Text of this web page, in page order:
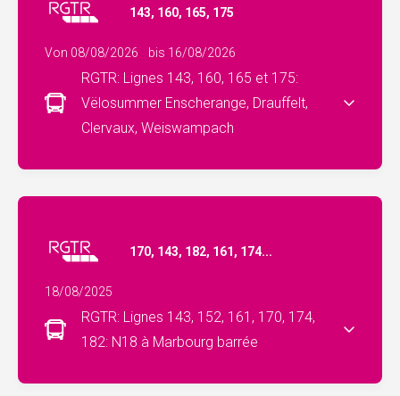
143, 160, 165, 175
Von 08/08/2026 bis 16/08/2026
RGTR: Lignes 143, 160, 165 et 175:
Vëlosummer Enscherange, Drauffelt,
Clervaux, Weiswampach
170, 143, 182, 161, 174...
18/08/2025
RGTR: Lignes 143, 152, 161, 170, 174,
182: N18 à Marbourg barrée